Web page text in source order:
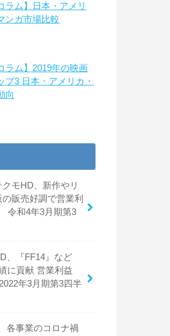
ラム】日本・アメリ
ンガ市場比較
ラム】2019年の映画
プ3 日本・アメリカ・
向
モHD、新作やリ
販売好調で営業利
令和4年3月期第3
、『FF14』など
に貢献 営業利益
年3月期第3四半
各事業のコロナ禍